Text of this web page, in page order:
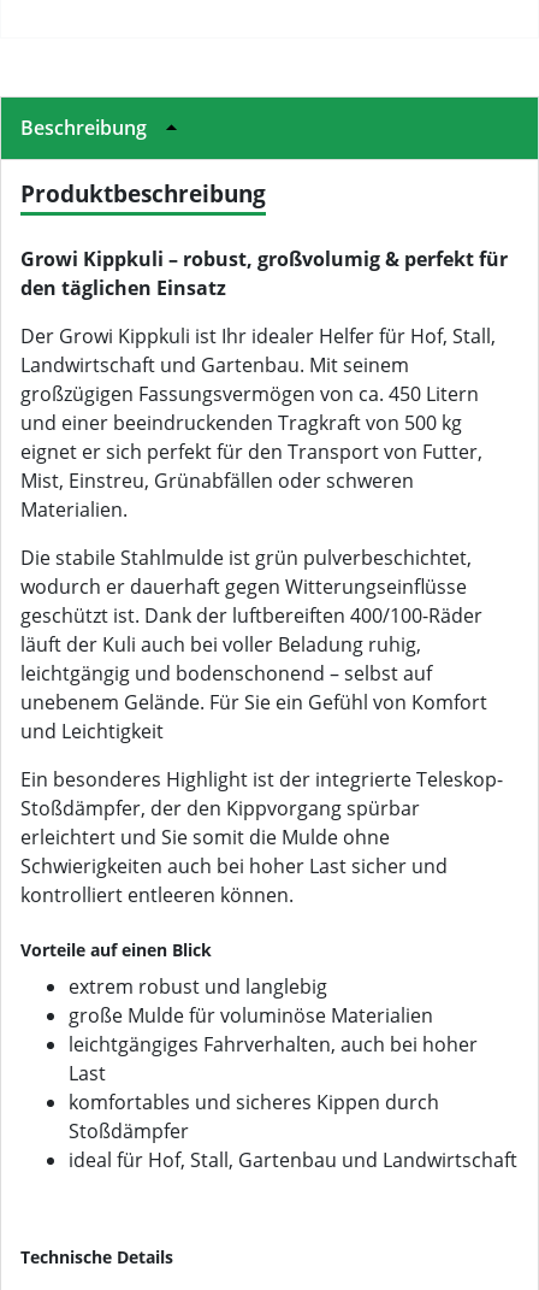
Beschreibung
Produktbeschreibung
Growi Kippkuli – robust, großvolumig & perfekt für
den täglichen Einsatz
Der Growi Kippkuli ist Ihr idealer Helfer für Hof, Stall,
Landwirtschaft und Gartenbau. Mit seinem
großzügigen Fassungsvermögen von ca. 450 Litern
und einer beeindruckenden Tragkraft von 500 kg
eignet er sich perfekt für den Transport von Futter,
Mist, Einstreu, Grünabfällen oder schweren
Materialien.
Die stabile Stahlmulde ist grün pulverbeschichtet,
wodurch er dauerhaft gegen Witterungseinflüsse
geschützt ist. Dank der luftbereiften 400/100-Räder
läuft der Kuli auch bei voller Beladung ruhig,
leichtgängig und bodenschonend – selbst auf
unebenem Gelände. Für Sie ein Gefühl von Komfort
und Leichtigkeit
Ein besonderes Highlight ist der integrierte Teleskop-
Stoßdämpfer, der den Kippvorgang spürbar
erleichtert und Sie somit die Mulde ohne
Schwierigkeiten auch bei hoher Last sicher und
kontrolliert entleeren können.
Vorteile auf einen Blick
extrem robust und langlebig
große Mulde für voluminöse Materialien
leichtgängiges Fahrverhalten, auch bei hoher
Last
komfortables und sicheres Kippen durch
Stoßdämpfer
ideal für Hof, Stall, Gartenbau und Landwirtschaft
Technische Details